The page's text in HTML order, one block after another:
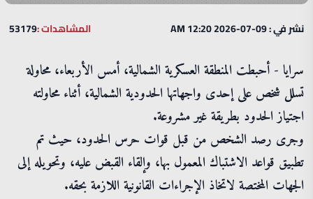
نشر في : 09-07-2026 12:20 AM المشاهدات :53179
سرايا - أحبطت المنطقة العسكرية الشمالية، أمس الأربعاء، محاولة
تسلل شخص على إحدى واجهاتها الحدودية الشمالية، أثناء محاولته
اجتياز الحدود بطريقة غير مشروعة.
وجرى رصد الشخص من قبل قوات حرس الحدود، حيث تم
تطبيق قواعد الاشتباك المعمول بها، وإلقاء القبض عليه، وتحويله إلى
الجهات المختصة لاتخاذ الإجراءات القانونية اللازمة بحقه.